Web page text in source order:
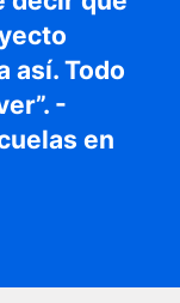
así. Todo
-
en